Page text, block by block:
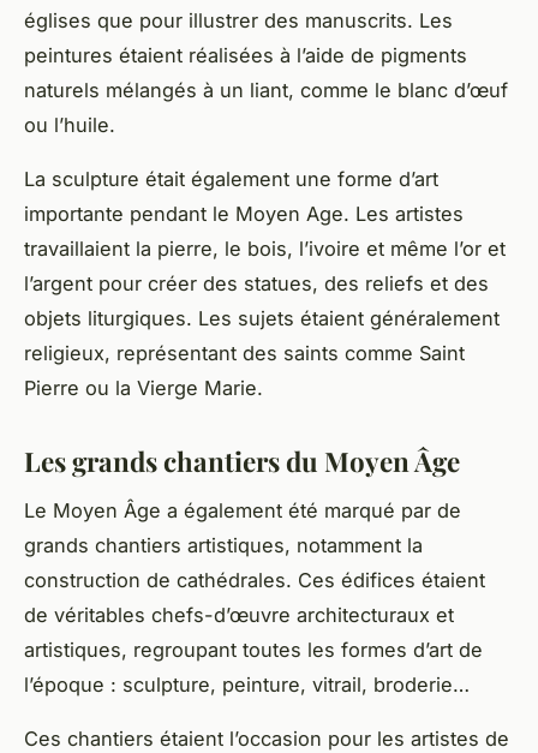
églises que pour illustrer des manuscrits. Les
peintures étaient réalisées à l’aide de pigments
naturels mélangés à un liant, comme le blanc d’œuf
ou l’huile.
La sculpture était également une forme d’art
importante pendant le Moyen Age. Les artistes
travaillaient la pierre, le bois, l’ivoire et même l’or et
l’argent pour créer des statues, des reliefs et des
objets liturgiques. Les sujets étaient généralement
religieux, représentant des saints comme Saint
Pierre ou la Vierge Marie.
Les grands chantiers du Moyen Âge
Le Moyen Âge a également été marqué par de
grands chantiers artistiques, notamment la
construction de cathédrales. Ces édifices étaient
de véritables chefs-d’œuvre architecturaux et
artistiques, regroupant toutes les formes d’art de
l’époque : sculpture, peinture, vitrail, broderie…
Ces chantiers étaient l’occasion pour les artistes de